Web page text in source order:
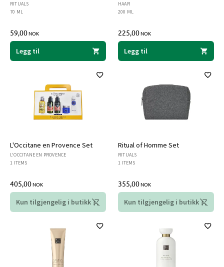
RITUALS
70 ML
59,00NOK
Legg til
HAAR
200 ML
225,00NOK
Legg til
L'Occitane en Provence Set
L'OCCITANE EN PROVENCE
1 ITEMS
405,00NOK
Kun tilgjengelig i butikk
Ritual of Homme Set
RITUALS
1 ITEMS
355,00NOK
Kun tilgjengelig i butikk